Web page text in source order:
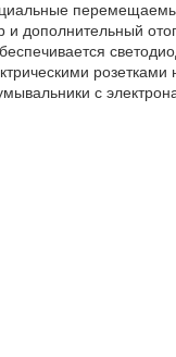
дополнительный
с